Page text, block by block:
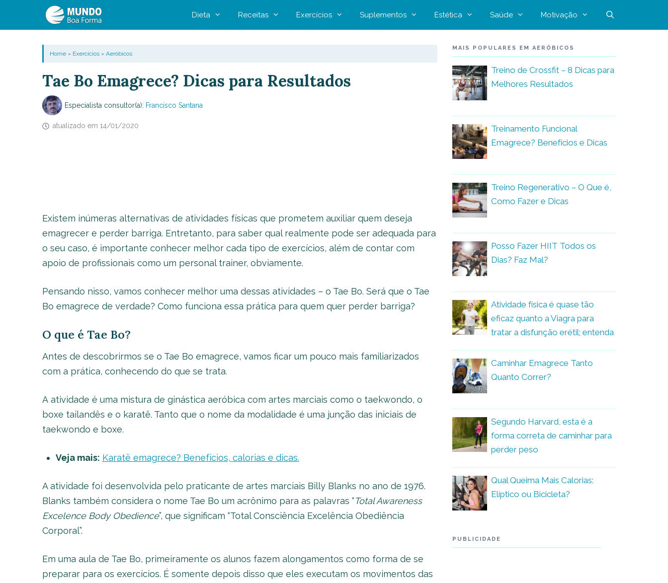
Dieta Receitas Exercícios Suplementos Estética Saúde Motivação
Home» Exercícios» Aeróbicos
Tae Bo Emagrece? Dicas para Resultados
Especialista consultor(a): Francisco Santana
atualizado em 14/01/2020
Existem inúmeras alternativas de atividades físicas que prometem auxiliar quem deseja
emagrecer e perder barriga. Entretanto, para saber qual realmente pode ser adequada para
o seu caso, é importante conhecer melhor cada tipo de exercícios, além de contar com
apoio de profissionais como um personal trainer, obviamente.
Pensando nisso, vamos conhecer melhor uma dessas atividades – o Tae Bo. Será que o Tae
Bo emagrece de verdade? Como funciona essa prática para quem quer perder barriga?
O que é Tae Bo?
Antes de descobrirmos se o Tae Bo emagrece, vamos ficar um pouco mais familiarizados
com a prática, conhecendo do que se trata.
A atividade é uma mistura de ginástica aeróbica com artes marciais como o taekwondo, o
boxe tailandês e o karatê. Tanto que o nome da modalidade é uma junção das iniciais de
taekwondo e boxe.
Veja mais: Karatê emagrece? Benefícios, calorias e dicas.
A atividade foi desenvolvida pelo praticante de artes marciais Billy Blanks no ano de 1976.
Blanks também considera o nome Tae Bo um acrônimo para as palavras “Total Awareness
Excelence Body Obedience”, que significam “Total Consciência Excelência Obediência
Corporal”.
Em uma aula de Tae Bo, primeiramente os alunos fazem alongamentos como forma de se
preparar para os exercícios. É somente depois disso que eles executam os movimentos das
MAIS POPULARES EM AERÓBICOS
Treino de Crossfit – 8 Dicas para
Melhores Resultados
Treinamento Funcional
Emagrece? Benefícios e Dicas
Treino Regenerativo – O Que é,
Como Fazer e Dicas
Posso Fazer HIIT Todos os
Dias? Faz Mal?
Atividade física é quase tão
eficaz quanto a Viagra para
tratar a disfunção erétil; entenda
Caminhar Emagrece Tanto
Quanto Correr?
Segundo Harvard, esta é a
forma correta de caminhar para
perder peso
Qual Queima Mais Calorias:
Elíptico ou Bicicleta?
PUBLICIDADE